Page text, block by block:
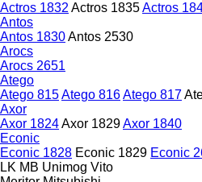
Actros 1832 Actros 1835Actros
Antos
Antos 1830Antos 2530
Arocs
Arocs 2651
Atego
Atego 815Atego 816Atego 817
Axor
Axor 1824Axor 1829Axor 1840
Econic
Econic 1828 Econic 1829 Econic
LK MB Unimog Vito